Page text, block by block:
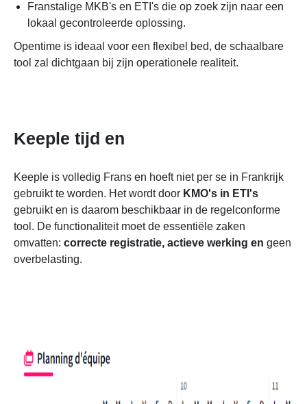
Franstalige MKB's en ETI's die op zoek zijn naar een
lokaal gecontroleerde oplossing.
Opentime is ideaal voor een flexibel bed, de schaalbare
tool zal dichtgaan bij zijn operationele realiteit.
Keeple tijd en
Keeple is volledig Frans en hoeft niet per se in Frankrijk
gebruikt te worden. Het wordt door KMO's in ETI's
gebruikten is daarom beschikbaar in de regelconforme
tool. De functionaliteit moet de essentiële zaken
omvatten: correcte registratie, actieve werking en geen
overbelasting.